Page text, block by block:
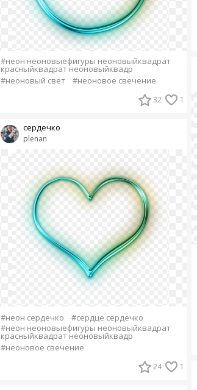
#неон неоновыефигуры неоновыйквадрат
красныйквадрат неоновыйквадр
#неоновый свет
#неоновое свечение
32 1
plenan
сердечко
#неон сердечко
#сердце сердечко
#неон неоновыефигуры неоновыйквадрат
красныйквадрат неоновыйквадр
#неоновое свечение
24 1